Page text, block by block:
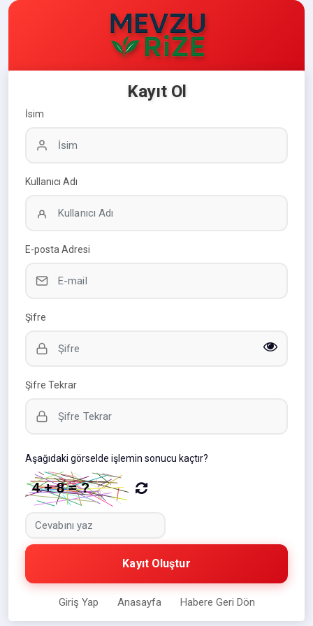
Kayıt Ol
İsim
Kullanıcı Adı
E-posta Adresi
Şifre
Şifre Tekrar
Aşağıdaki görselde işlemin sonucu kaçtır?
Kayıt Oluştur
Giriş Yap Anasayfa Habere Geri Dön